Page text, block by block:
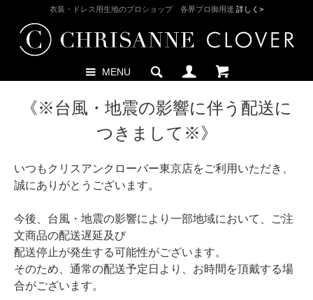
衣装・ドレス用生地のプロショップ 各界プロ御用達 詳しく>
MENU
《※台風・地震の影響に伴う配送に
つきまして※》
いつもクリスアンクローバー東京店をご利用いただき、
誠にありがとうございます。
今後、台風・地震の影響により一部地域において、ご注
文商品の配送遅延及び
配送停止が発生する可能性がございます。
そのため、通常の配送予定日より、お時間を頂戴する場
合がございます。